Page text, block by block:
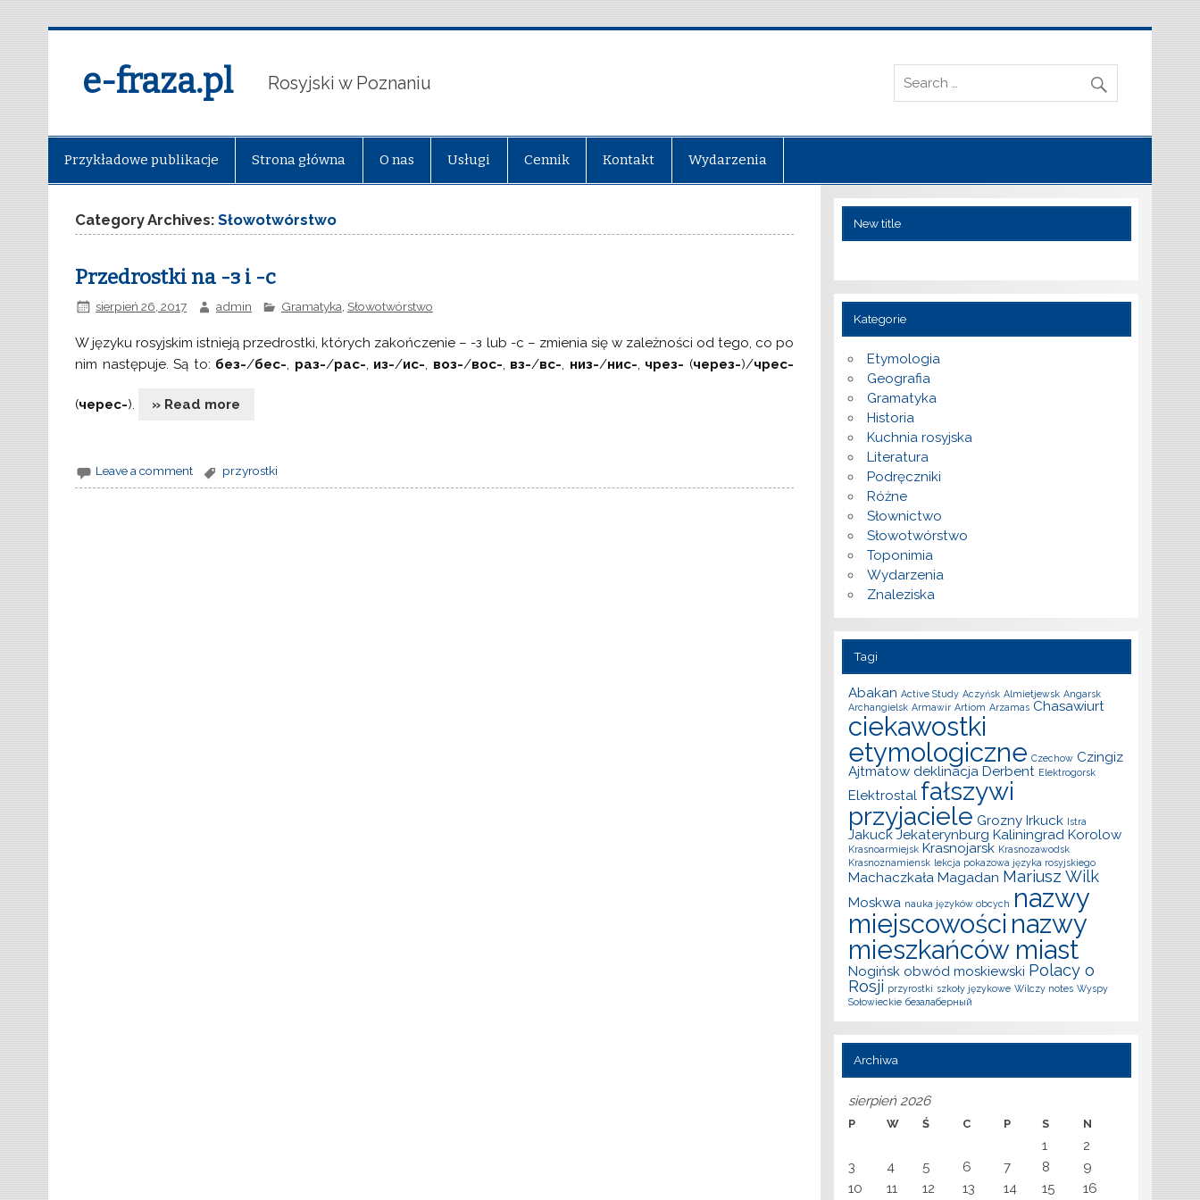
e-fraza.pl Rosyjski w Poznaniu
Przykładowe publikacje Strona główna O nas Usługi Cennik Kontakt Wydarzenia
Category Archives:Słowotwórstwo
Przedrostki na -з i -с
sierpień 26, 2017 admin Gramatyka Słowotwórstwo
W języku rosyjskim istnieją przedrostki, których zakończenie – -з lub -с – zmienia się w zależności od tego, co po
nim następuje. Są to: без-/бес- раз-/рас- из-/ис- воз-/вос- вз-/вс- низ-/нис- чрез- (через-)/чрес-
(черес-). » Read more
Leave a comment przyrostki
New title
Kategorie
Etymologia
Geografia
Gramatyka
Historia
Kuchnia rosyjska
Literatura
Podręczniki
Różne
Słownictwo
Słowotwórstwo
Toponimia
Wydarzenia
Znaleziska
Tagi
Abakan Active Study Aczyńsk Almietjewsk Angarsk
Archangielsk Armawir Artiom Arzamas Chasawiurt
ciekawostki
etymologiczne Czechow Czingiz
Ajtmatow deklinacja Derbent Elektrogorsk
Elektrostal fałszywi
przyjaciele Grozny Irkuck Istra
Jakuck Jekaterynburg Kaliningrad Korolow
Krasnoarmiejsk Krasnojarsk Krasnozawodsk
Krasnoznamiensk lekcja pokazowa języka rosyjskiego
Machaczkała Magadan Mariusz Wilk
Moskwa nauka języków obcych nazwy
miejscowości nazwy
mieszkańców miast
Nogińsk obwód moskiewski Polacy o
Rosji przyrostki szkoły językowe Wilczy notes Wyspy
Sołowieckie безалаберный
Archiwa
sierpień 2026
P W Ś C P S N
1
2
3
4 5 6 7 8
9
10
11 12 13 14 15 16